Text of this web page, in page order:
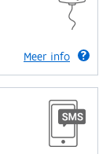
Meer info